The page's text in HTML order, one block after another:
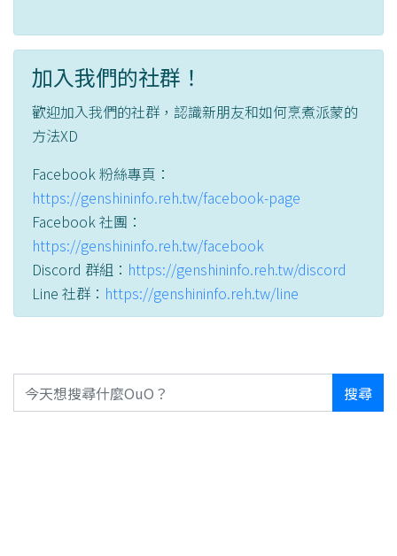
加入我們的社群！
歡迎加入我們的社群，認識新朋友和如何烹煮派蒙的
方法XD
Facebook 粉絲專頁：
https://genshininfo.reh.tw/facebook-page
Facebook 社團：
https://genshininfo.reh.tw/facebook
Discord 群組： https://genshininfo.reh.tw/discord
Line 社群： https://genshininfo.reh.tw/line
搜尋